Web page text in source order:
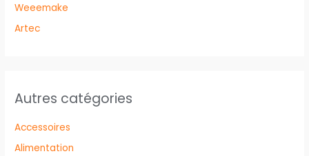
Weeemake
Artec
Autres catégories
Accessoires
Alimentation